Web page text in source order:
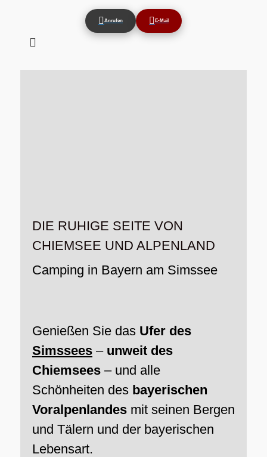
DIE RUHIGE SEITE VON
CHIEMSEE UND ALPENLAND
Camping in Bayern am Simssee
Genießen Sie das Ufer des
Simssees – unweit des
Chiemsees – und alle
Schönheiten des bayerischen
Voralpenlandes mit seinen Bergen
und Tälern und der bayerischen
Lebensart.
Anrufen E-Mail